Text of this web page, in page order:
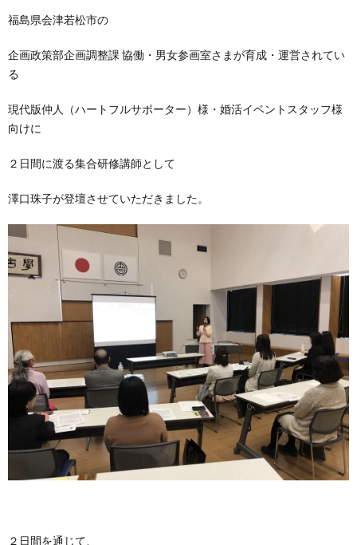
福島県会津若松市の
企画政策部企画調整課 協働・男女参画室さまが育成・運営されてい
る
現代版仲人（ハートフルサポーター）様・婚活イベントスタッフ様
向けに
２日間に渡る集合研修講師として
澤口珠子が登壇させていただきました。
２日間を通じて、